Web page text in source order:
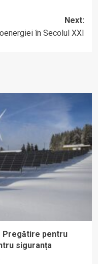
Next:
în Secolul XXI
Pregătire pentru
siguranța